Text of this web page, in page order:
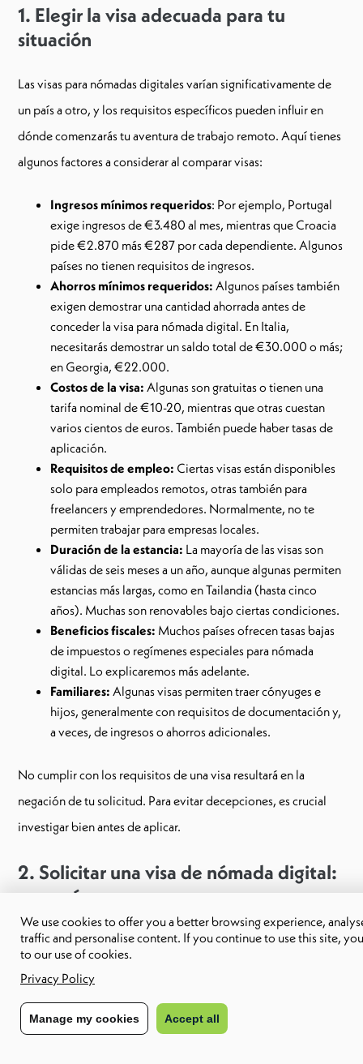
1. Elegir la visa adecuada para tu
situación
Las visas para nómadas digitales varían significativamente de
un país a otro, y los requisitos específicos pueden influir en
dónde comenzarás tu aventura de trabajo remoto. Aquí tienes
algunos factores a considerar al comparar visas:
Ingresos mínimos requeridos: Por ejemplo, Portugal
exige ingresos de €3.480 al mes, mientras que Croacia
pide €2.870 más €287 por cada dependiente. Algunos
países no tienen requisitos de ingresos.
Ahorros mínimos requeridos: Algunos países también
exigen demostrar una cantidad ahorrada antes de
conceder la visa para nómada digital. En Italia,
necesitarás demostrar un saldo total de €30.000 o más;
en Georgia, €22.000.
Costos de la visa: Algunas son gratuitas o tienen una
tarifa nominal de €10-20, mientras que otras cuestan
varios cientos de euros. También puede haber tasas de
aplicación.
Requisitos de empleo: Ciertas visas están disponibles
solo para empleados remotos, otras también para
freelancers y emprendedores. Normalmente, no te
permiten trabajar para empresas locales.
Duración de la estancia: La mayoría de las visas son
válidas de seis meses a un año, aunque algunas permiten
estancias más largas, como en Tailandia (hasta cinco
años). Muchas son renovables bajo ciertas condiciones.
Beneficios fiscales: Muchos países ofrecen tasas bajas
de impuestos o regímenes especiales para nómada
digital. Lo explicaremos más adelante.
Familiares: Algunas visas permiten traer cónyuges e
hijos, generalmente con requisitos de documentación y,
a veces, de ingresos o ahorros adicionales.
No cumplir con los requisitos de una visa resultará en la
negación de tu solicitud. Para evitar decepciones, es crucial
investigar bien antes de aplicar.
2. Solicitar una visa de nómada digital:
una guía paso a paso
Los pasos para solicitar un visado de nómada digital son
Paso #1: Completar un formulario de solicitud:
We use cookies to offer you a better browsing experience,
traffic and personalise content. If you continue to use this site,
to our use of cookies.
Privacy Policy
Manage my cookies Accept all